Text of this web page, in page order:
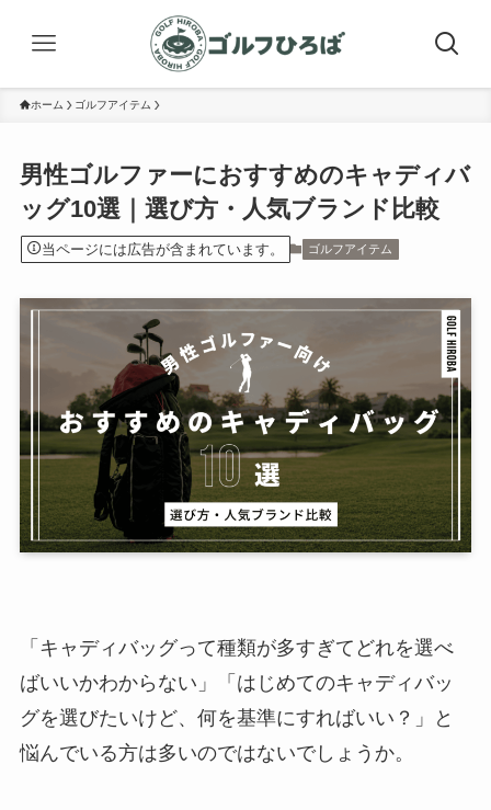
ホーム ゴルフアイテム
男性ゴルファーにおすすめのキャディバ
ッグ10選｜選び方・人気ブランド比較
当ページには広告が含まれています。 ゴルフアイテム
「キャディバッグって種類が多すぎてどれを選べ
ばいいかわからない」「はじめてのキャディバッ
グを選びたいけど、何を基準にすればいい？」と
悩んでいる方は多いのではないでしょうか。